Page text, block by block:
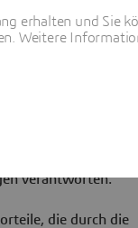
um die strategische
und vor
die PLM
schneller zu einem
CMP der Anteil am
Nach wie
IBM und den IBM
die Bereiche
verantworten.
die durch die
erhalten und Sie
Weitere